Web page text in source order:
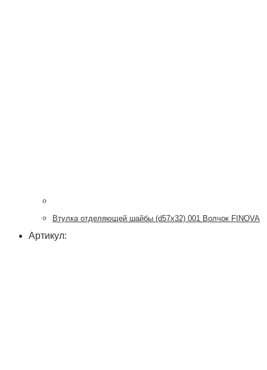
Втулка отделяющей шайбы (d57x32) 001 Волчок FINOVA
Артикул: